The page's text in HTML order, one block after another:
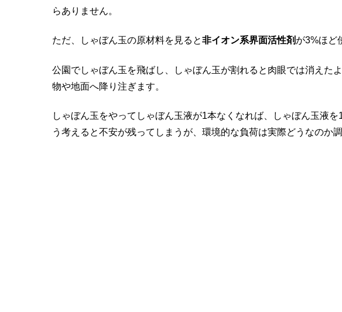
らありません。
ただ、しゃぼん玉の原材料を見ると非イオン系界面活性剤 が3%ほど
公園でしゃぼん玉を飛ばし、しゃぼん玉が割れると肉眼では消えた
物や地面へ降り注ぎます。
しゃぼん玉をやってしゃぼん玉液が1本なくなれば、しゃぼん玉液
う考えると不安が残ってしまうが、環境的な負荷は実際どうなのか調